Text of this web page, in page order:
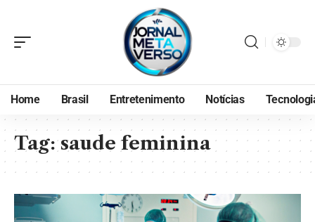
Home Brasil Entretenimento Notícias
Tag:saude feminina